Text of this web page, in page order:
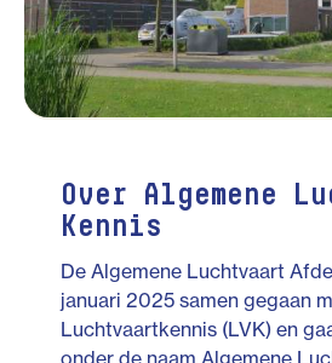
Over Algemene
Kennis
De Algemene Luchtvaart
januari 2025 samen gegaan
Luchtvaartkennis (LVK) en